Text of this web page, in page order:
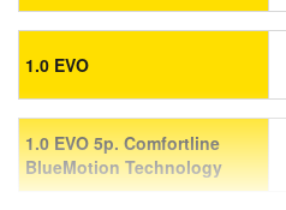
1.0 EVO
1.0 EVO 5p. Comfortline
BlueMotion Technology